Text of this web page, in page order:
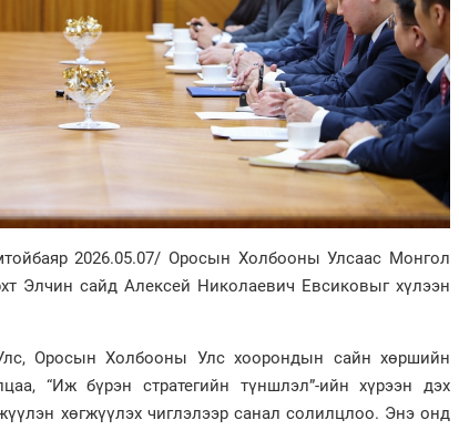
2026.05.07/ Оросын Холбооны Улсаас Монгол
Элчин сайд Алексей Николаевич Евсиковыг хүлээн
Оросын Холбооны Улс хоорондын сайн хөршийн
“Иж бүрэн стратегийн түншлэл”-ийн хүрээн дэх
хөгжүүлэх чиглэлээр санал солилцлоо. Энэ онд